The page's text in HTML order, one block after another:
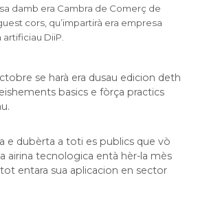
damb era Cambra de Comerç de
cors, qu’impartirà era empresa
DiiP.
se harà era dusau edicion deth
basics e fòrça practics
e dubèrta a toti es publics que vò
airina tecnologica entà hèr-la mès
entara sua aplicacion en sector